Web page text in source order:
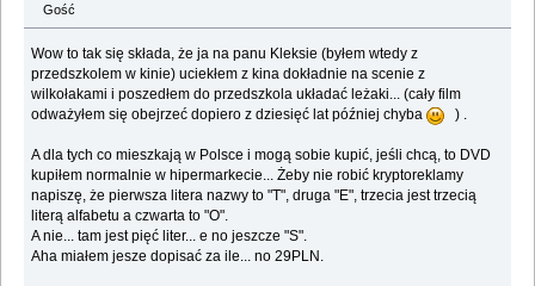
Gość
Wow to tak się składa, że ja na panu Kleksie (byłem wtedy z
przedszkolem w kinie) uciekłem z kina dokładnie na scenie z
wilkołakami i poszedłem do przedszkola układać leżaki... (cały film
odważyłem się obejrzeć dopiero z dziesięć lat później chyba
) .
A dla tych co mieszkają w Polsce i mogą sobie kupić, jeśli chcą, to DVD
kupiłem normalnie w hipermarkecie... Żeby nie robić kryptoreklamy
napiszę, że pierwsza litera nazwy to "T", druga "E", trzecia jest trzecią
literą alfabetu a czwarta to "O".
A nie... tam jest pięć liter... e no jeszcze "S".
Aha miałem jesze dopisać za ile... no 29PLN.